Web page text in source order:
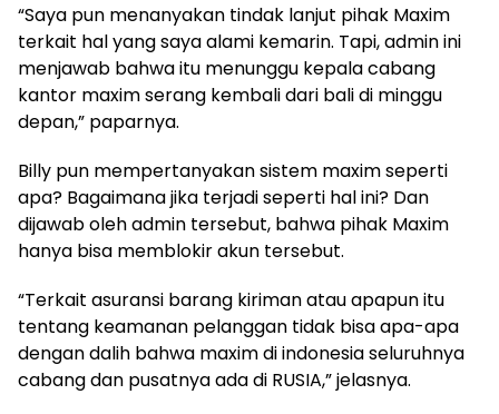
“Saya pun menanyakan tindak lanjut pihak Maxim
terkait hal yang saya alami kemarin. Tapi, admin ini
menjawab bahwa itu menunggu kepala cabang
kantor maxim serang kembali dari bali di minggu
depan,” paparnya.
Billy pun mempertanyakan sistem maxim seperti
apa? Bagaimana jika terjadi seperti hal ini? Dan
dijawab oleh admin tersebut, bahwa pihak Maxim
hanya bisa memblokir akun tersebut.
“Terkait asuransi barang kiriman atau apapun itu
tentang keamanan pelanggan tidak bisa apa-apa
dengan dalih bahwa maxim di indonesia seluruhnya
cabang dan pusatnya ada di RUSIA,” jelasnya.